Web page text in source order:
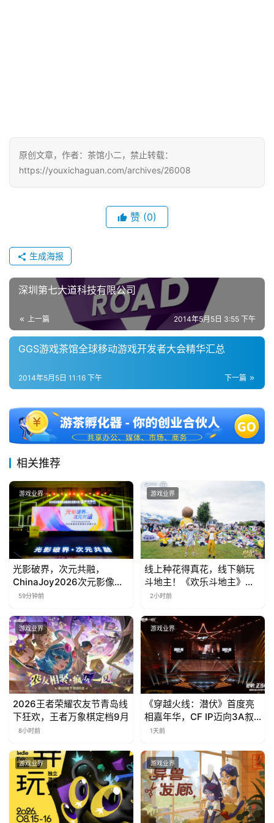
原创文章，作者：茶馆小二，禁止转载：
https://youxichaguan.com/archives/26008
赞 (0)
生成海报
深圳第七大道科技有限公司
上一篇 2014年5月5日 3:55 下午
GGS游戏茶馆全球移动游戏开发者大会精华汇总
下一篇
2014年5月5日 11:16 下午
相关推荐
游戏业界
光影破界，次元共融，
ChinaJoy2026次元影像生
态标准化发展大会盛大召开
59分钟前
游戏业界
线上种花得真花，线下躺玩
斗地主！《欢乐斗地主》欢
乐中国行·云南站精彩盘点
2小时前
游戏业界
2026王者荣耀农友节青岛线
下狂欢，王者万象棋定档9月
8小时前
游戏业界
《穿越火线：潜伏》首度亮
相嘉年华，CF IP迈向3A叙
事新高度
1天前
游戏业界 游戏业界